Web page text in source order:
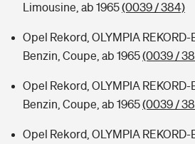
Limousine, ab 1965(0039 / 384)
Opel Rekord, OLYMPIA REKORD-
Benzin, Coupe, ab 1965(0039 /
Opel Rekord, OLYMPIA REKORD-
Benzin, Coupe, ab 1965(0039 /
Opel Rekord, OLYMPIA REKORD-